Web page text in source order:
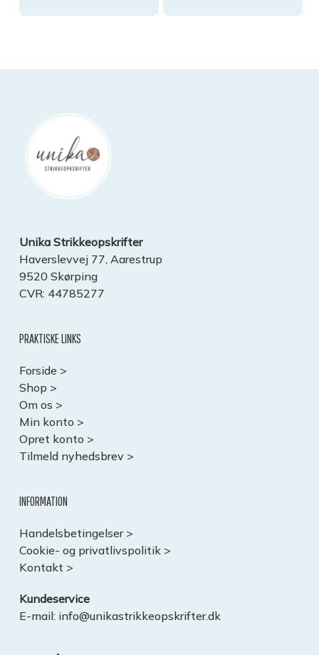
Unika Strikkeopskrifter
Haverslevvej 77, Aarestrup
9520 Skørping
CVR: 44785277
PRAKTISKE LINKS
Forside >
Shop >
Om os >
Min konto >
Opret konto >
Tilmeld nyhedsbrev >
INFORMATION
Handelsbetingelser >
Cookie- og privatlivspolitik >
Kontakt >
Kundeservice
E-mail: info@unikastrikkeopskrifter.dk